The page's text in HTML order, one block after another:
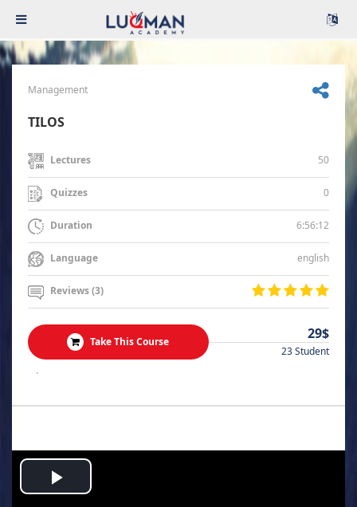
Management
TILOS
Lectures 50
Quizzes 0
Duration 6:56:12
Language english
Reviews (3)
Take This Course 29$
23 Student
.
Play